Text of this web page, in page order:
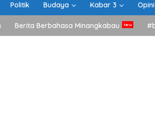
Politik Budaya Kabar 3 Opini
Berita Berbahasa Minangkabau